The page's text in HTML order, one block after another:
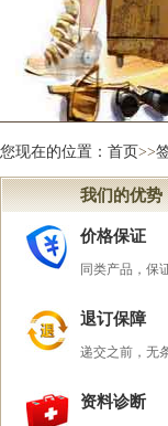
您现在的位置： 首页>>
我们的优势
价格保证
同类产品，保
退订保障
递交之前，无
资料诊断